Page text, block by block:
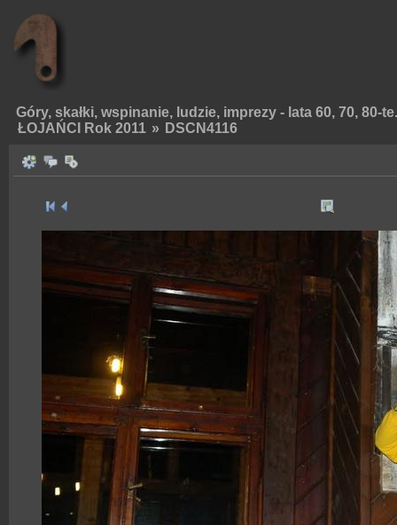
Góry, skałki, wspinanie, ludzie, imprezy - lata 60, 70, 80-te.
ŁOJAŃCI Rok 2011 » DSCN4116